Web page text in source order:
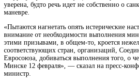
уверена, будто речь идет не собственно о
маневре.
«Пытаются нагнетать опять истерические
внимание от необходимости выполнения
этими призывами, в общем-то, кроется
соответствующих стран, организаций,
Евросоюза, добиваться выполнения того, о
Минске 12 февраля», — сказал на пресс-
министр.